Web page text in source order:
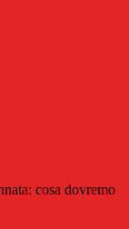
cosa dovremo